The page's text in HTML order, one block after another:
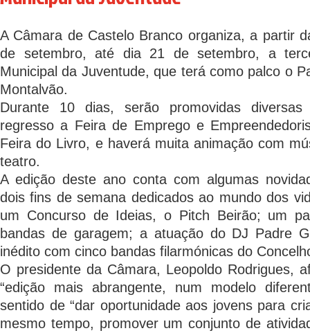
A Câmara de Castelo Branco organiza, a partir
de setembro, até dia 21 de setembro, a
Municipal da Juventude, que terá como palco o
Montalvão.
Durante 10 dias, serão promovidas
regresso a Feira de Emprego e
Feira do Livro, e haverá muita animação com
teatro.
A edição deste ano conta com algumas
dois fins de semana dedicados ao mundo dos
um Concurso de Ideias, o Pitch Beirão; um
bandas de garagem; a atuação do DJ Padre
inédito com cinco bandas filarmónicas do
O presidente da Câmara, Leopoldo Rodrigues,
“edição mais abrangente, num modelo
sentido de “dar oportunidade aos jovens para
mesmo tempo, promover um conjunto de